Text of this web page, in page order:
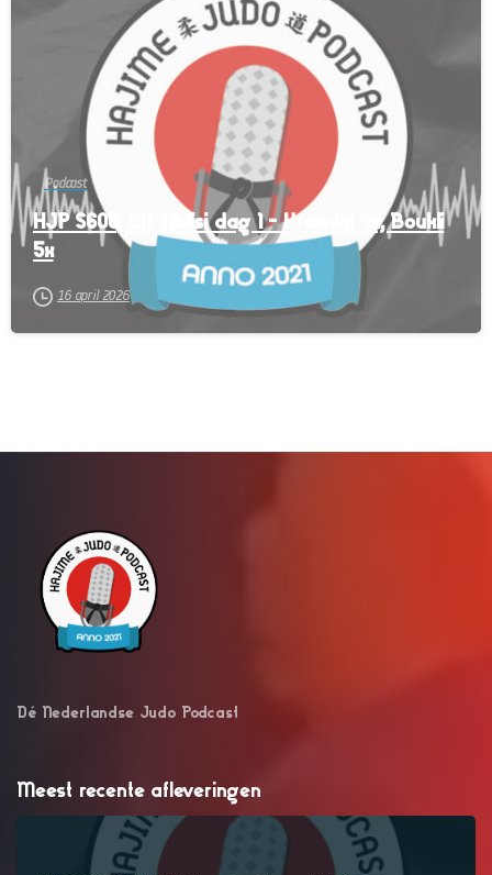
Podcast
HJP S606, EK Tiblisi dag 1 – Krasniqi 4x, Boukli
5x
16 april 2026
Dé Nederlandse Judo Podcast
Meest recente afleveringen